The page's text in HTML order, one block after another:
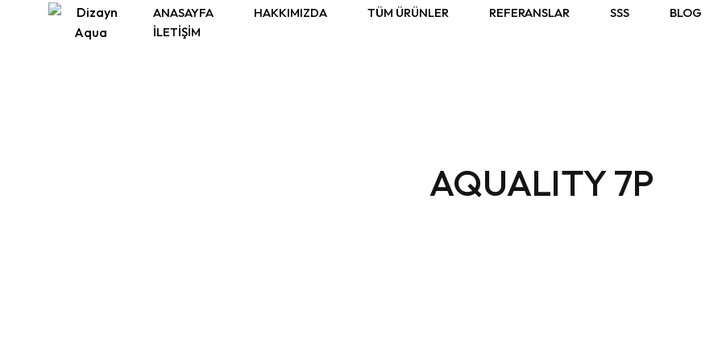
ANASAYFA HAKKIMIZDA TÜM ÜRÜNLER REFERANSLAR SSS
BLOG
İLETIŞIM
AQUALITY 7P